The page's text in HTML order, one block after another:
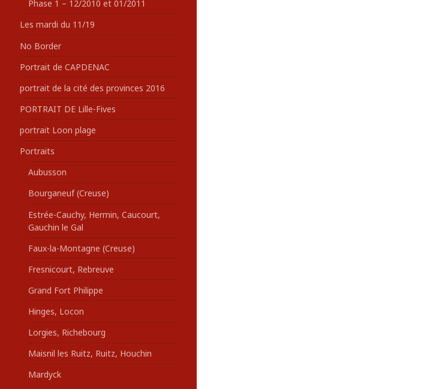
Phase 1 – 12/2010 et 01/2011
Les mardi du 11/19
No Border
Portrait de CAPDENAC
portrait de la cité des provinces 2016
PORTRAIT DE Lille-Fives
portrait Loon plage
Portraits
Aubusson
Bourganeuf (Creuse)
Estrée-Cauchy, Hermin, Caucourt,
Gauchin le Gal
Faux-la-Montagne (Creuse)
Fresnicourt, Rebreuve
Grand Fort Philippe
Hinges, Locon
Lorgies, Richebourg
Maisnil les Ruitz, Ruitz, Houchin
Mardyck